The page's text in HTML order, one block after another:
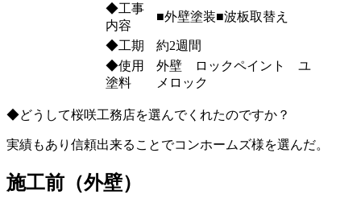
◆工事
内容
■外壁塗装■波板取替え
◆工期
約2週間
◆使用
塗料
外壁 ロックペイント ユ
メロック
◆どうして桜咲工務店を選んでくれたのですか？
実績もあり信頼出来ることでコンホームズ様を選んだ。
施工前（外壁）